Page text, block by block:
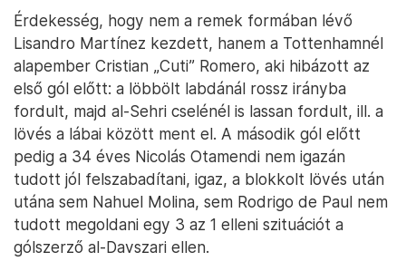
Érdekesség, hogy nem a remek formában lévő
Lisandro Martínez kezdett, hanem a Tottenhamnél
alapember Cristian „Cuti” Romero, aki hibázott az
első gól előtt: a löbbölt labdánál rossz irányba
fordult, majd al-Sehri cselénél is lassan fordult, ill. a
lövés a lábai között ment el. A második gól előtt
pedig a 34 éves Nicolás Otamendi nem igazán
tudott jól felszabadítani, igaz, a blokkolt lövés után
utána sem Nahuel Molina, sem Rodrigo de Paul nem
tudott megoldani egy 3 az 1 elleni szituációt a
gólszerző al-Davszari ellen.